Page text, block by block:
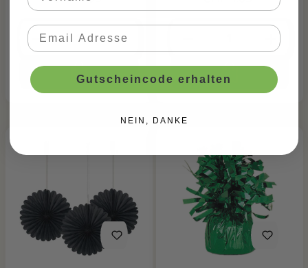
Gutscheincode erhalten
NEIN, DANKE